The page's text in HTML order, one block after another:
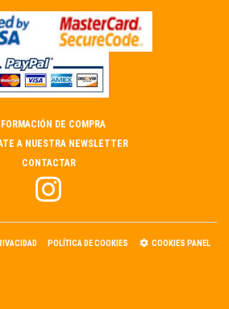
DE COMPRA
A NUESTRA NEWSLETTER
CONTACTAR
POLÍTICA DE COOKIES COOKIES PANEL